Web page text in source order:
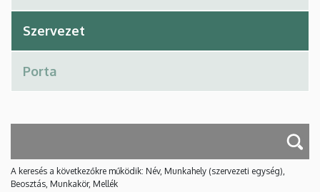
A keresés a következőkre működik: Név, Munkahely (szervezeti egység),
Beosztás, Munkakör, Mellék